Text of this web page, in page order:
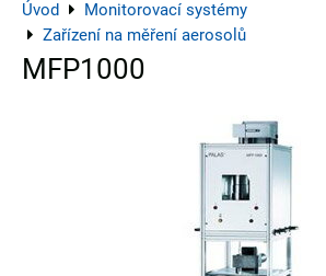
Úvod
Monitorovací systémy
Zařízení na měření aerosolů
MFP1000